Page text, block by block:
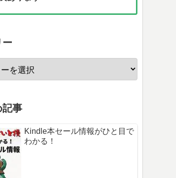
ー
記事
Kindle本セール情報がひと目で
わかる！